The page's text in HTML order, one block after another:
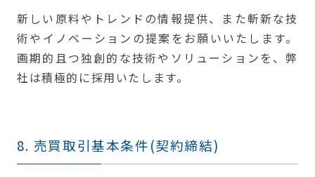
新しい原料やトレンドの情報提供、また斬新な技
術やイノベーションの提案をお願いいたします。
画期的且つ独創的な技術やソリューションを、弊
社は積極的に採用いたします。
8. 売買取引基本条件(契約締結)